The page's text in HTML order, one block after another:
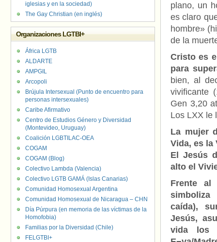
plano, un
es claro
hombre»
de la
Cristo es
para
bien, al
vivificante
Gen 3,20
Los LXX le
La mujer
Vida, es la
El Jesús
alto el
Frente al
caída),
Jesús,
vida los
iglesias y en la sociedad)
The Gay Christian (en inglés)
Organizaciones LGTBI+
África LGTB
ALDARTE
AMPGIL
Arcopoli
Brújula Intersexual (Punto de encuentro para
personas intersexuales)
Caribe Afirmativo
Centro de Estudios Género y Diversidad
(Montevideo, Uruguay)
Coalición LGBTILAC-OEA
COGAM
COGAM (Blog)
Colectivo Lambda (Valencia)
Colectivo LGTB GAMÁ (Islas Canarias)
Comunidad Homosexual Argentina
Comunidad Homosexual de Nicaragua – CHN
Día Púrpura (en memoria de las víctimas de la
Homofobia)
Familias por la Diversidad (Chile)
FELGTBI+